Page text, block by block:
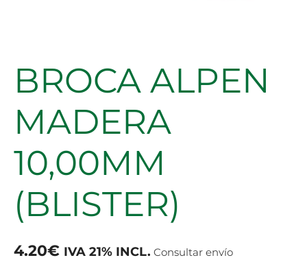
BROCA ALPEN
MADERA
10,00MM
(BLISTER)
4.20€ IVA 21% INCL. Consultar envío